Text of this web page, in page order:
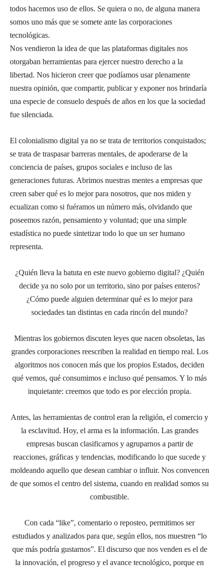
todos hacemos uso de ellos. Se quiera o no, de alguna manera
somos uno más que se somete ante las corporaciones
tecnológicas.
Nos vendieron la idea de que las plataformas digitales nos
otorgaban herramientas para ejercer nuestro derecho a la
libertad. Nos hicieron creer que podíamos usar plenamente
nuestra opinión, que compartir, publicar y exponer nos brindaría
una especie de consuelo después de años en los que la sociedad
fue silenciada.
El colonialismo digital ya no se trata de territorios conquistados;
se trata de traspasar barreras mentales, de apoderarse de la
conciencia de países, grupos sociales e incluso de las
generaciones futuras. Abrimos nuestras mentes a empresas que
creen saber qué es lo mejor para nosotros, que nos miden y
ecualizan como si fuéramos un número más, olvidando que
poseemos razón, pensamiento y voluntad; que una simple
estadística no puede sintetizar todo lo que un ser humano
representa.
¿Quién lleva la batuta en este nuevo gobierno digital? ¿Quién
decide ya no solo por un territorio, sino por países enteros?
¿Cómo puede alguien determinar qué es lo mejor para
sociedades tan distintas en cada rincón del mundo?
Mientras los gobiernos discuten leyes que nacen obsoletas, las
grandes corporaciones reescriben la realidad en tiempo real. Los
algoritmos nos conocen más que los propios Estados, deciden
qué vemos, qué consumimos e incluso qué pensamos. Y lo más
inquietante: creemos que todo es por elección propia.
Antes, las herramientas de control eran la religión, el comercio y
la esclavitud. Hoy, el arma es la información. Las grandes
empresas buscan clasificarnos y agruparnos a partir de
reacciones, gráficas y tendencias, modificando lo que sucede y
moldeando aquello que desean cambiar o influir. Nos convencen
de que somos el centro del sistema, cuando en realidad somos su
combustible.
Con cada “like”, comentario o reposteo, permitimos ser
estudiados y analizados para que, según ellos, nos muestren “lo
que más podría gustarnos”. El discurso que nos venden es el de
la innovación, el progreso y el avance tecnológico, porque en